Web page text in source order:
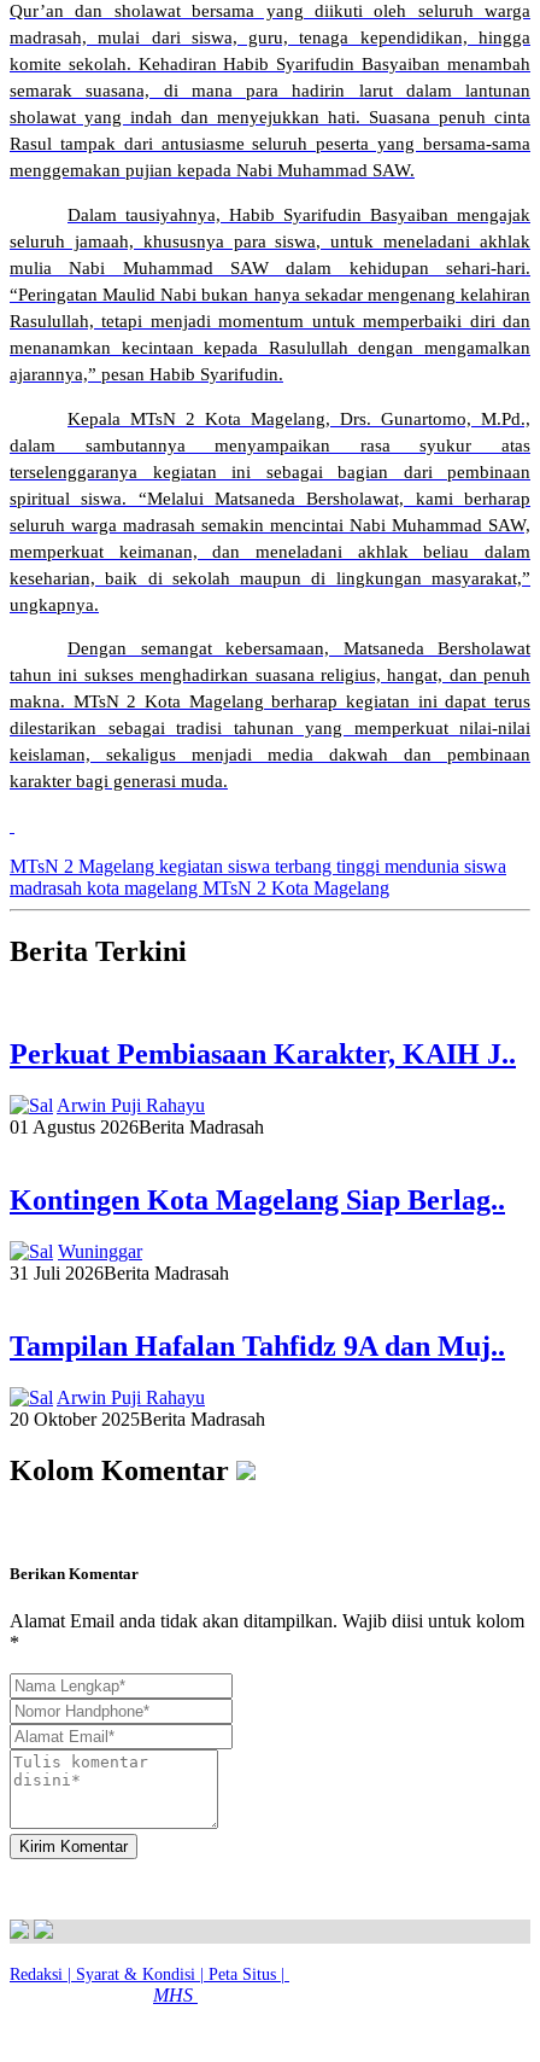
Qur’an dan sholawat bersama yang diikuti oleh seluruh warga
madrasah, mulai dari siswa, guru, tenaga kependidikan, hingga
komite sekolah. Kehadiran Habib Syarifudin Basyaiban menambah
semarak suasana, di mana para hadirin larut dalam lantunan
sholawat yang indah dan menyejukkan hati. Suasana penuh cinta
Rasul tampak dari antusiasme seluruh peserta yang bersama-sama
menggemakan pujian kepada Nabi Muhammad SAW.
Dalam tausiyahnya, Habib Syarifudin Basyaiban mengajak
seluruh jamaah, khususnya para siswa, untuk meneladani akhlak
mulia Nabi Muhammad SAW dalam kehidupan sehari-hari.
“Peringatan Maulid Nabi bukan hanya sekadar mengenang kelahiran
Rasulullah, tetapi menjadi momentum untuk memperbaiki diri dan
menanamkan kecintaan kepada Rasulullah dengan mengamalkan
ajarannya,” pesan Habib Syarifudin.
Kepala MTsN 2 Kota Magelang, Drs. Gunartomo, M.Pd.,
dalam sambutannya menyampaikan rasa syukur atas
terselenggaranya kegiatan ini sebagai bagian dari pembinaan
spiritual siswa. “Melalui Matsaneda Bersholawat, kami berharap
seluruh warga madrasah semakin mencintai Nabi Muhammad SAW,
memperkuat keimanan, dan meneladani akhlak beliau dalam
keseharian, baik di sekolah maupun di lingkungan masyarakat,”
ungkapnya.
Dengan semangat kebersamaan, Matsaneda Bersholawat
tahun ini sukses menghadirkan suasana religius, hangat, dan penuh
makna. MTsN 2 Kota Magelang berharap kegiatan ini dapat terus
dilestarikan sebagai tradisi tahunan yang memperkuat nilai-nilai
keislaman, sekaligus menjadi media dakwah dan pembinaan
karakter bagi generasi muda.
MTsN 2 Magelang kegiatan siswa terbang tinggi mendunia siswa
madrasah kota magelang MTsN 2 Kota Magelang
Berita Terkini
Perkuat Pembiasaan Karakter, KAIH J..
Arwin Puji Rahayu
01 Agustus 2026Berita Madrasah
Kontingen Kota Magelang Siap Berlag..
Wuninggar
31 Juli 2026Berita Madrasah
Tampilan Hafalan Tahfidz 9A dan Muj..
Arwin Puji Rahayu
20 Oktober 2025Berita Madrasah
Kolom Komentar
Berikan Komentar
Alamat Email anda tidak akan ditampilkan. Wajib diisi untuk kolom
*
Kirim Komentar
Redaksi | Syarat & Kondisi | Peta Situs |
MHS